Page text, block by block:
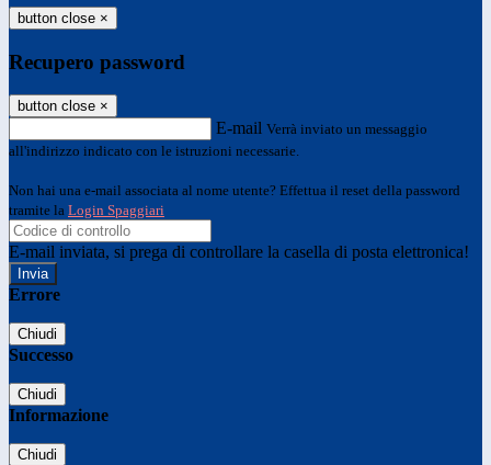
button close ×
Recupero password
button close ×
E-mail Verrà inviato un messaggio
all'indirizzo indicato con le istruzioni necessarie.
Non hai una e-mail associata al nome utente? Effettua il reset della password
tramite la Login Spaggiari
E-mail inviata, si prega di controllare la casella di posta elettronica!
Errore
Chiudi
Successo
Chiudi
Informazione
Chiudi